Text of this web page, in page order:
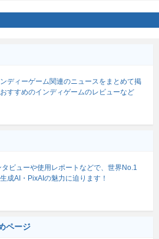
ディーゲーム関連のニュースをまとめて掲
すすめのインディゲームのレビューなど
タビューや使用レポートなどで、世界No.1
成AI・PixAIの魅力に迫ります！
ページ